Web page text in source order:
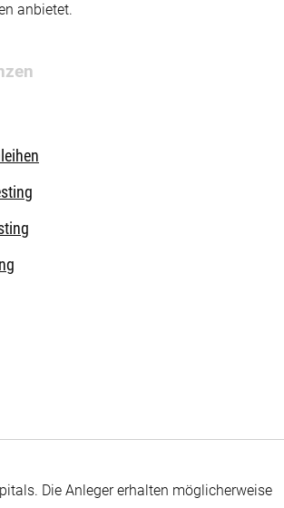
anbietet.
Die Anleger erhalten möglicherweise